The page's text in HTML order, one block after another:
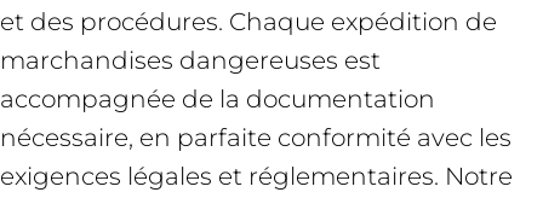
et des procédures. Chaque expédition de
marchandises dangereuses est
accompagnée de la documentation
nécessaire, en parfaite conformité avec les
exigences légales et réglementaires. Notre